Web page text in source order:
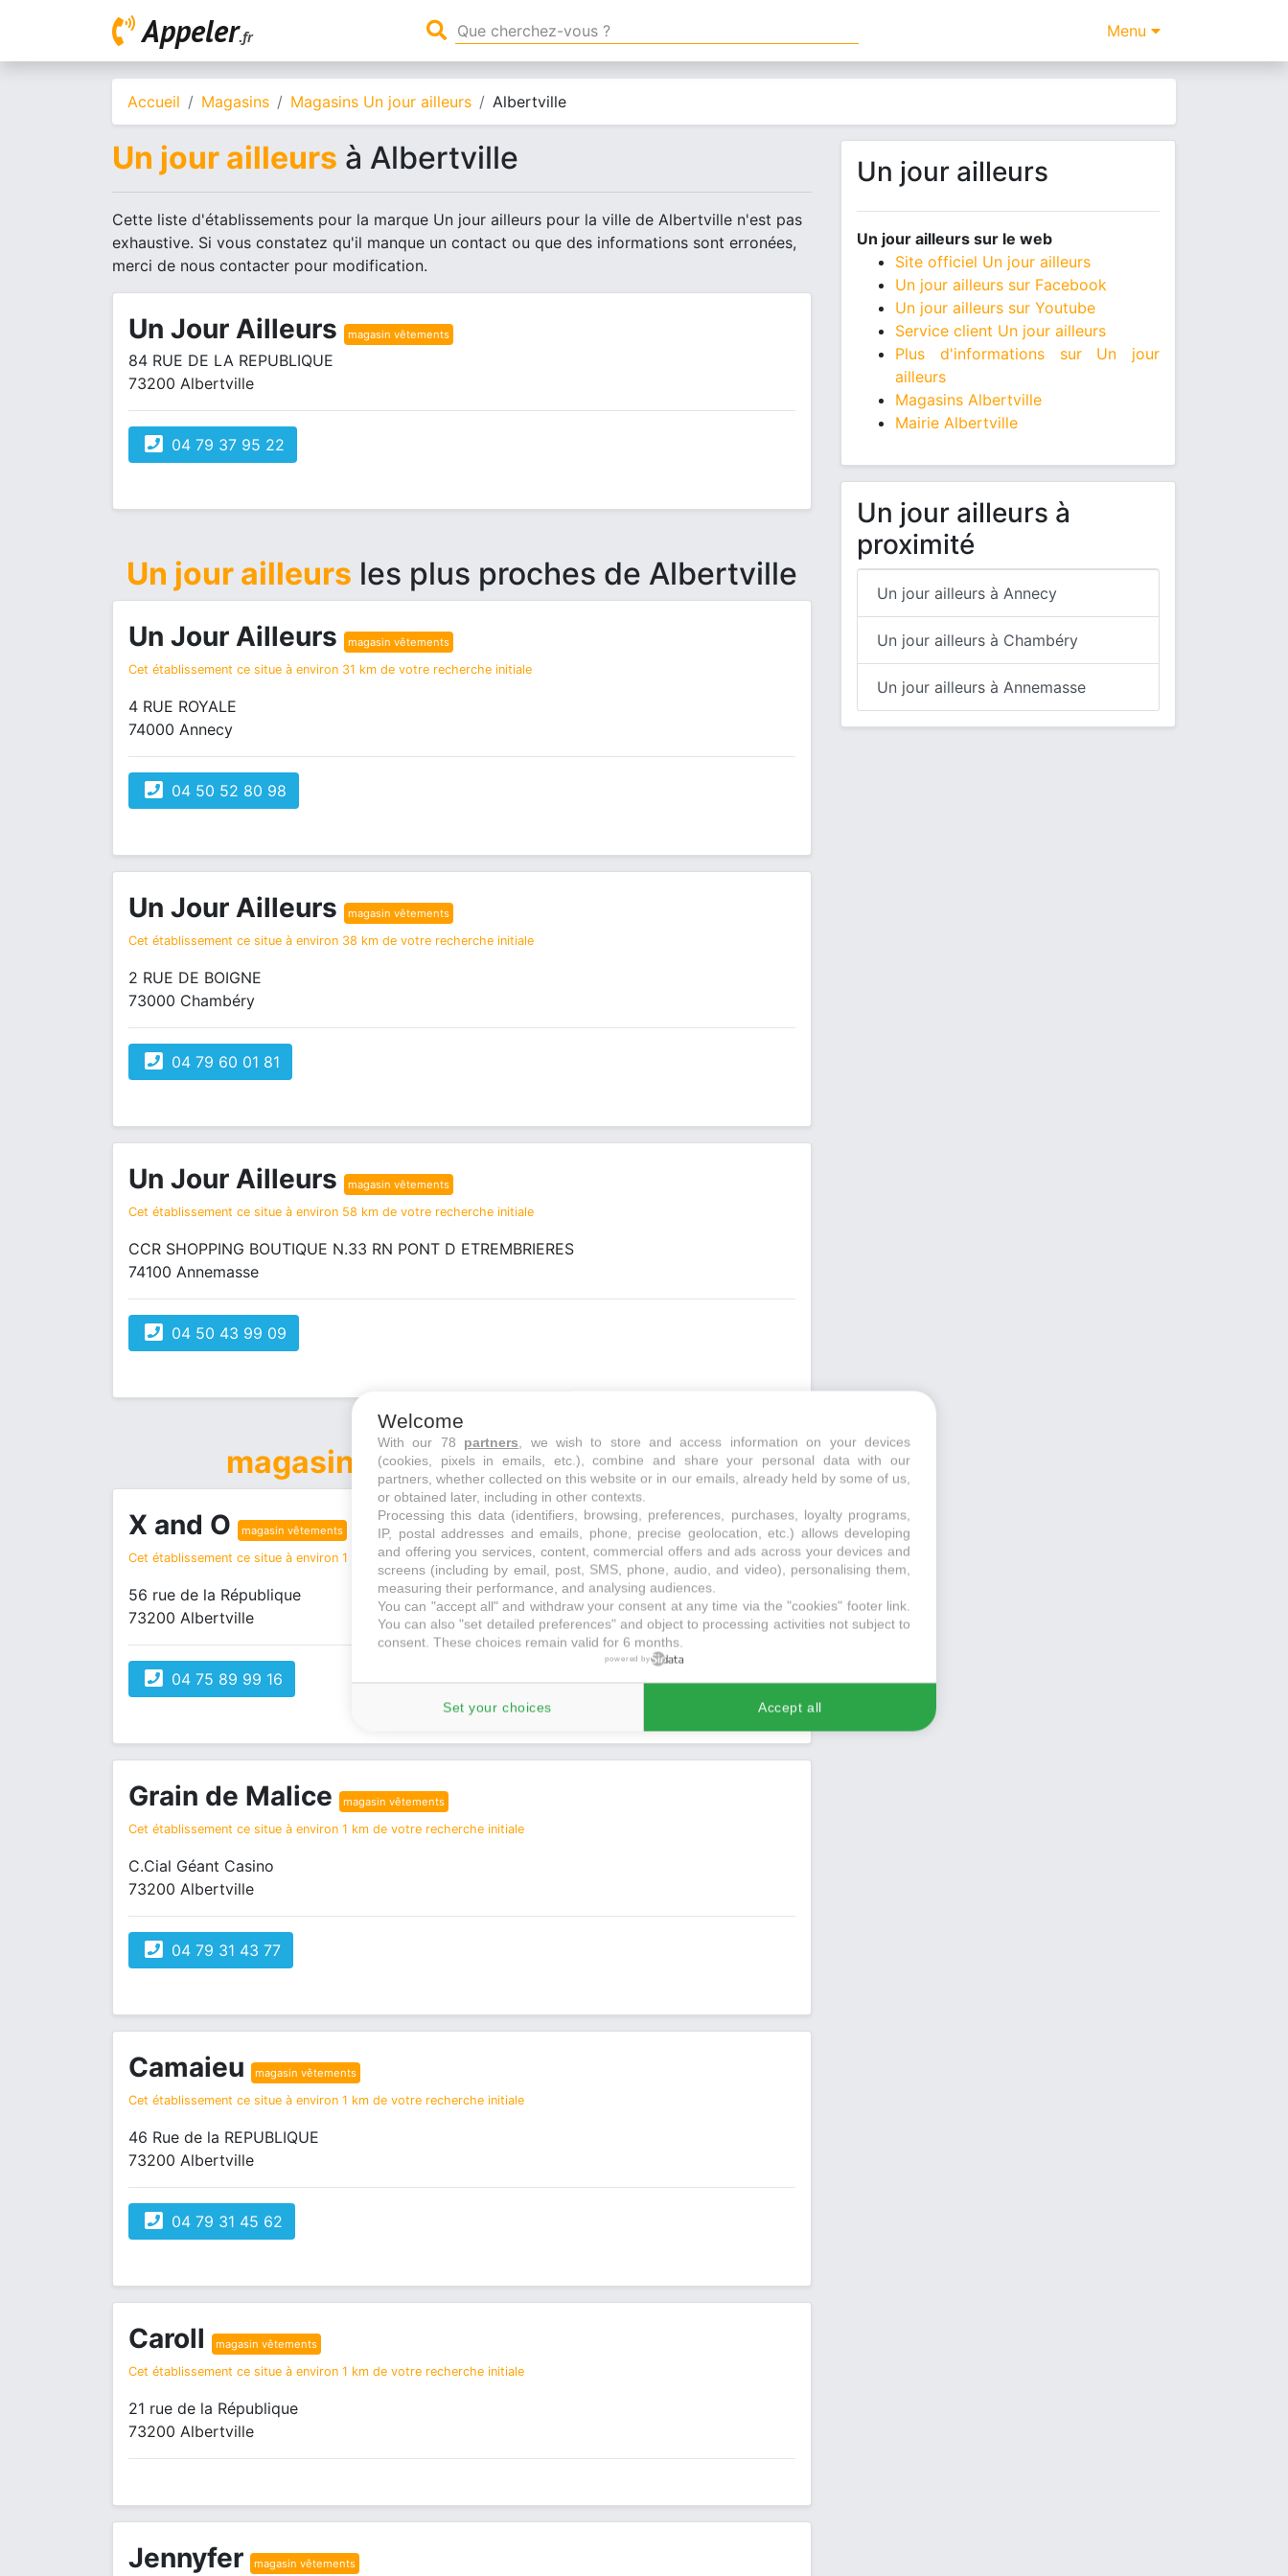
Appeler.fr Menu
Accueil Magasins Magasins Un jour ailleurs Albertville
Un jour ailleurs à Albertville
Cette liste d'établissements pour la marque Un jour ailleurs pour la ville de Albertville n'est pas
exhaustive. Si vous constatez qu'il manque un contact ou que des informations sont erronées,
merci de nous contacter pour modification.
Un Jour Ailleurs magasin vêtements
84 RUE DE LA REPUBLIQUE
73200 Albertville
04 79 37 95 22
Un jour ailleurs les plus proches de Albertville
Un Jour Ailleurs magasin vêtements
Cet établissement ce situe à environ 31 km de votre recherche initiale
4 RUE ROYALE
74000 Annecy
04 50 52 80 98
Un Jour Ailleurs magasin vêtements
Cet établissement ce situe à environ 38 km de votre recherche initiale
2 RUE DE BOIGNE
73000 Chambéry
04 79 60 01 81
Un Jour Ailleurs magasin vêtements
Cet établissement ce situe à environ 58 km de votre recherche initiale
CCR SHOPPING BOUTIQUE N.33 RN PONT D ETREMBRIERES
74100 Annemasse
04 50 43 99 09
magasin vêtementsjuste à côté
X and O magasin vêtements
Cet établissement ce situe à environ 1 km de votre recherche initiale
56 rue de la République
73200 Albertville
04 75 89 99 16
Grain de Malice magasin vêtements
Cet établissement ce situe à environ 1 km de votre recherche initiale
C.Cial Géant Casino
73200 Albertville
04 79 31 43 77
Camaieu magasin vêtements
Cet établissement ce situe à environ 1 km de votre recherche initiale
46 Rue de la REPUBLIQUE
73200 Albertville
04 79 31 45 62
Caroll magasin vêtements
Cet établissement ce situe à environ 1 km de votre recherche initiale
21 rue de la République
73200 Albertville
Jennyfer magasin vêtements
Un jour ailleurs
Un jour ailleurs sur le web
Site officiel Un jour ailleurs
Un jour ailleurs sur Facebook
Un jour ailleurs sur Youtube
Service client Un jour ailleurs
Plus d'informations sur Un jour
ailleurs
Magasins Albertville
Mairie Albertville
Un jour ailleurs à
proximité
Un jour ailleurs à Annecy
Un jour ailleurs à Chambéry
Un jour ailleurs à Annemasse
Welcome
With our 78 partners , we wish to store and access information on your devices
(cookies, pixels in emails, etc.), combine and share your personal data with our
partners, whether collected on this website or in our emails, already held by some of us,
or obtained later, including in other contexts.
Processing this data (identifiers, browsing, preferences, purchases, loyalty programs,
IP, postal addresses and emails, phone, precise geolocation, etc.) allows developing
and offering you services, content, commercial offers and ads across your devices and
screens (including by email, post, SMS, phone, audio, and video), personalising them,
measuring their performance, and analysing audiences.
You can "accept all" and withdraw your consent at any time via the "cookies" footer link.
You can also "set detailed preferences" and object to processing activities not subject to
consent. These choices remain valid for 6 months.
powered by
Set your choices Accept all